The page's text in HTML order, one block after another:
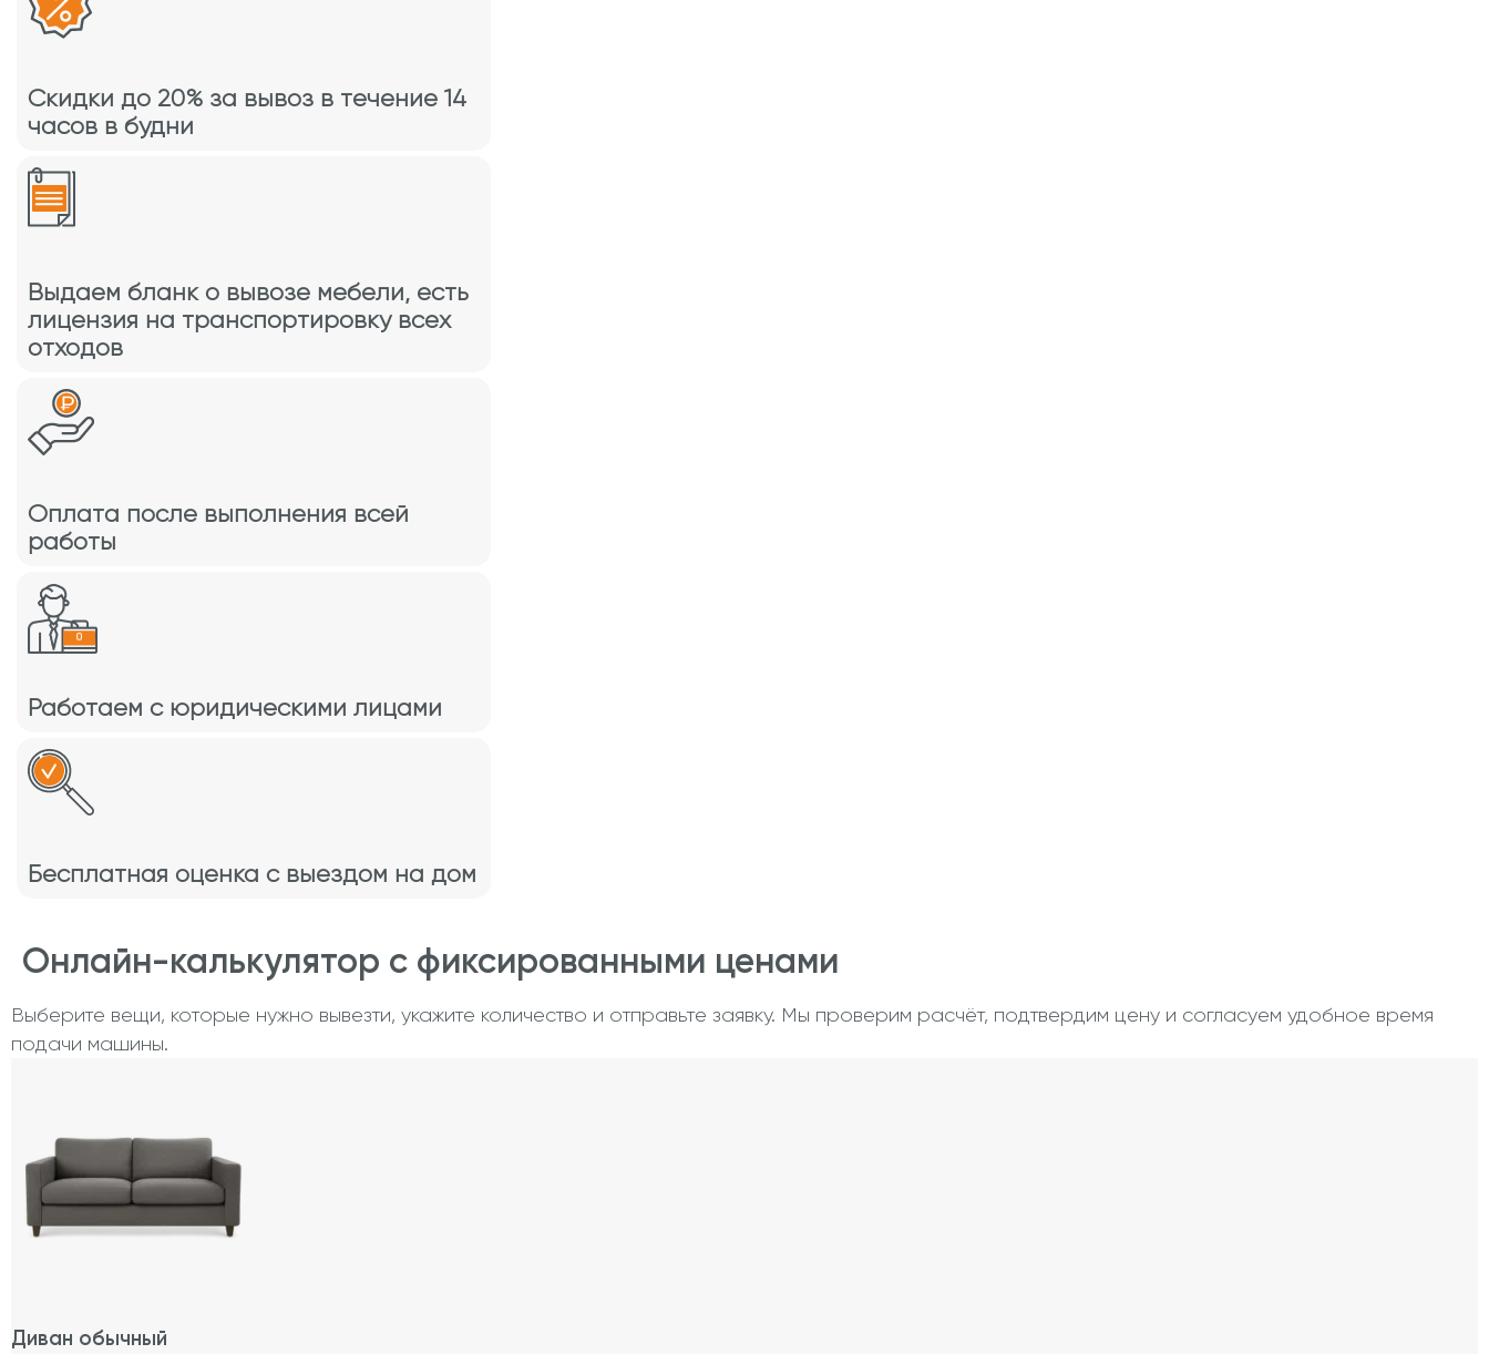
Скидки до 20% за вывоз в течение 14
часов в будни
Выдаем бланк о вывозе мебели, есть
лицензия на транспортировку всех
отходов
Оплата после выполнения всей
работы
Работаем с юридическими лицами
Бесплатная оценка с выездом на дом
Онлайн-калькулятор с фиксированными ценами
Выберите вещи, которые нужно вывезти, укажите количество и отправьте заявку. Мы проверим расчёт, подтвердим цену и согласуем удобное время
подачи машины.
Диван обычный